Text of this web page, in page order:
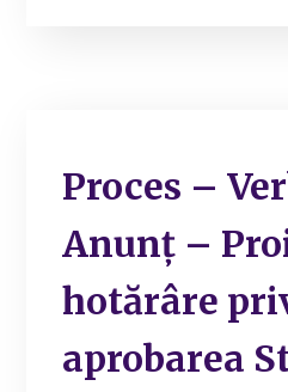
Proces –
Anunț –
hotărâre
aprobarea